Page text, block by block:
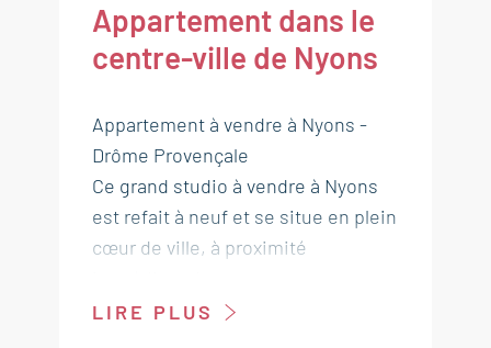
Appartement dans le
centre-ville de Nyons
Appartement à vendre à Nyons -
Drôme Provençale
Ce grand studio à vendre à Nyons
est refait à neuf et se situe en plein
cœur de ville, à proximité
parking de la ville. Il fait partie d'un
LIRE PLUS